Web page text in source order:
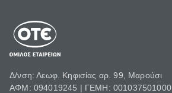
Δ/νση: Λεωφ. Κηφισίας αρ. 99, Μαρούσι
ΑΦΜ: 094019245 | ΓΕΜΗ: 001037501000